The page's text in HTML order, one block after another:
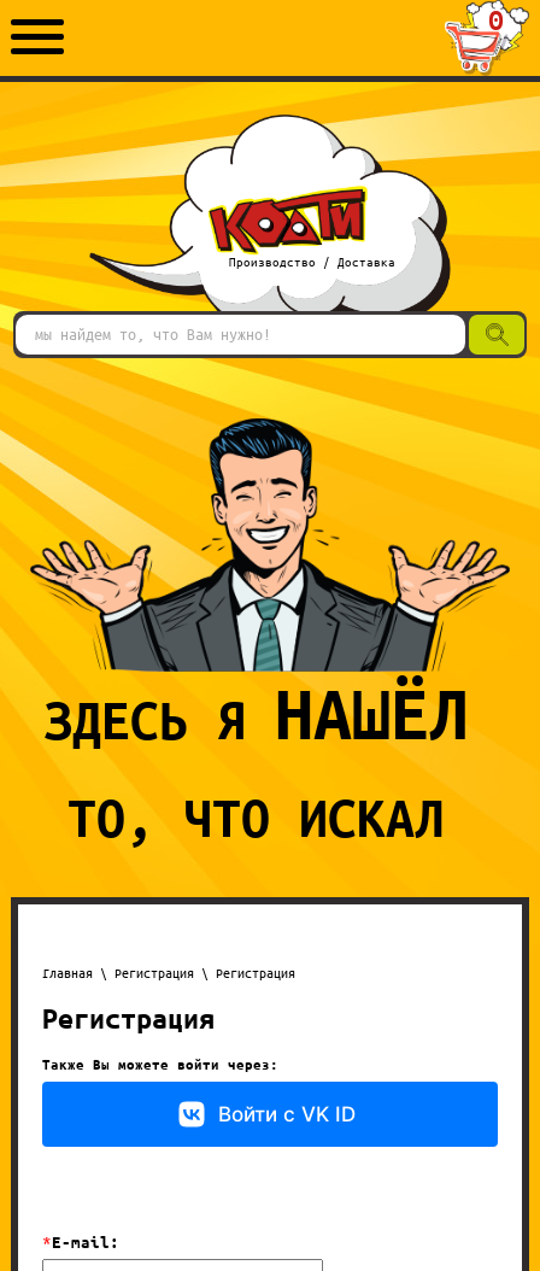
Производство / Доставка
поиск
ЗДЕСЬ Я НАШЁЛ
ТО, ЧТО ИСКАЛ
Главная \ Регистрация \ Регистрация
Регистрация
Также Вы можете войти через:
Войти с VK ID
*E-mail:
0